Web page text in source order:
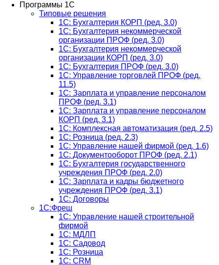
Программы 1С
Типовые решения
1C: Бухгалтерия КОРП (ред. 3.0)
1С: Бухгалтерия некоммерческой
организации ПРОФ (ред. 3.0)
1С: Бухгалтерия некоммерческой
организации КОРП (ред. 3.0)
1C: Бухгалтерия ПРОФ (ред. 3.0)
1C: Управление торговлей ПРОФ (ред.
11.5)
1C: Зарплата и управление персоналом
ПРОФ (ред. 3.1)
1C: Зарплата и управление персоналом
КОРП (ред. 3.1)
1C: Комплексная автоматизация (ред. 2.5)
1С: Розница (ред. 2.3)
1С: Управление нашей фирмой (ред. 1.6)
1С: Документооборот ПРОФ (ред. 2.1)
1C: Бухгалтерия государственного
учреждения ПРОФ (ред. 2.0)
1C: Зарплата и кадры бюджетного
учреждения ПРОФ (ред. 3.1)
1С: Договоры
1С:Фреш
1С: Управление нашей строительной
фирмой
1С: МДЛП
1С: Садовод
1С: Розница
1C: CRM